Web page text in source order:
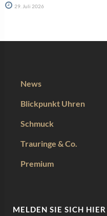
29. Juli 2026
News
Blickpunkt Uhren
Schmuck
Trauringe & Co.
Premium
MELDEN SIE SICH